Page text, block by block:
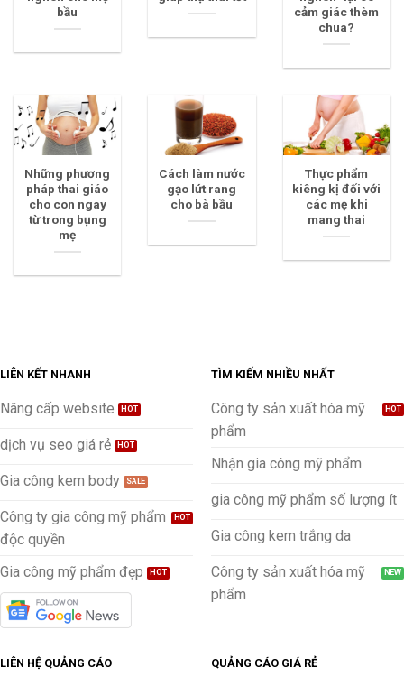
bầu
cảm giác thèm
chua?
Những phương
pháp thai giáo
cho con ngay
từ trong bụng
mẹ
Cách làm nước
gạo lứt rang
cho bà bầu
Thực phẩm
kiêng kị đối với
các mẹ khi
mang thai
LIÊN KẾT NHANH
Nâng cấp website
dịch vụ seo giá rẻ
Gia công kem body
Công ty gia công mỹ phẩm
độc quyền
Gia công mỹ phẩm đẹp
TÌM KIẾM NHIỀU NHẤT
Công ty sản xuất hóa mỹ
phẩm
Nhận gia công mỹ phẩm
gia công mỹ phẩm số lượng ít
Gia công kem trắng da
Công ty sản xuất hóa mỹ
phẩm
LIÊN HỆ QUẢNG CÁO QUẢNG CÁO GIÁ RẺ